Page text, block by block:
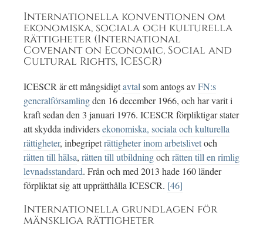
Internationella konventionen om
ekonomiska, sociala och kulturella
rättigheter (International
Covenant on Economic, Social and
Cultural Rights, ICESCR)
ICESCR är ett mångsidigtavtal som antogs avFN:s
generalförsamlingden 16 december 1966, och har varit i
kraft sedan den 3 januari 1976. ICESCR förpliktigar stater
att skydda individersekonomiska, sociala och kulturella
rättigheter, inbegripeträttigheter inom arbetslivetoch
rätten till hälsa, rätten till utbildningoch rätten till en rimlig
levnadsstandard. Från och med 2013 hade 160 länder
förpliktat sig att upprätthålla ICESCR. [46]
Internationella grundlagen för
mänskliga rättigheter